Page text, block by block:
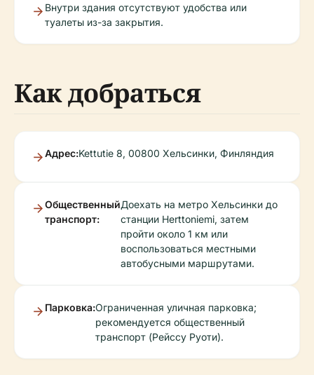
Внутри здания отсутствуют удобства или
туалеты из-за закрытия.
Как добраться
Адрес:Kettutie 8, 00800 Хельсинки, Финляндия
Общественный
транспорт:
Доехать на метро Хельсинки до
станции Herttoniemi, затем
пройти около 1 км или
воспользоваться местными
автобусными маршрутами.
Парковка:Ограниченная уличная парковка;
рекомендуется общественный
транспорт (Рейссу Руоти).